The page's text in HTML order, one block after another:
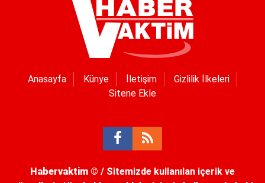
Anasayfa Künye İletişim
Gizlilik İlkeleri
Sitene Ekle
Habervaktim © / Sitemizde kullanılan içerik ve